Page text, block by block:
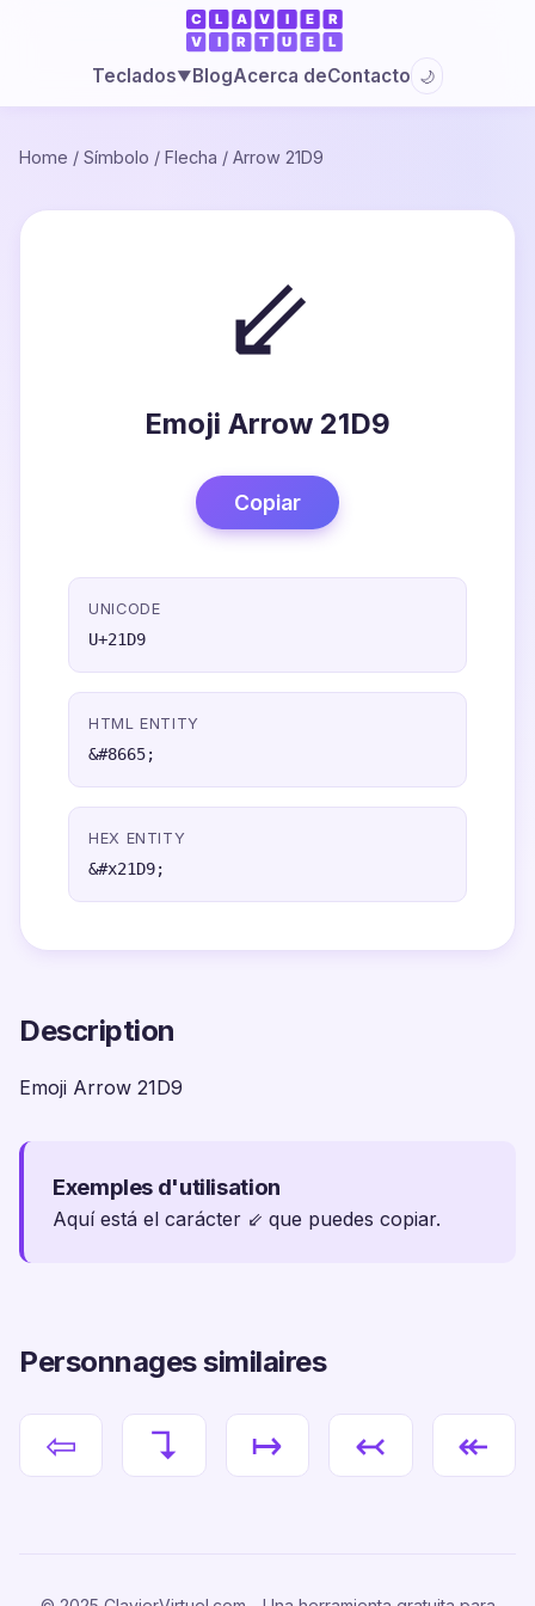
Teclados▼BlogAcerca deContacto 🌙
Home / Símbolo / Flecha / Arrow 21D9
⇙
Emoji Arrow 21D9
Copiar
UNICODE
U+21D9
HTML ENTITY
&#8665;
HEX ENTITY
&#x21D9;
Description
Emoji Arrow 21D9
Exemples d'utilisation
Aquí está el carácter ⇙ que puedes copiar.
Personnages similaires
⇦ ↴ ↦ ↢ ↞